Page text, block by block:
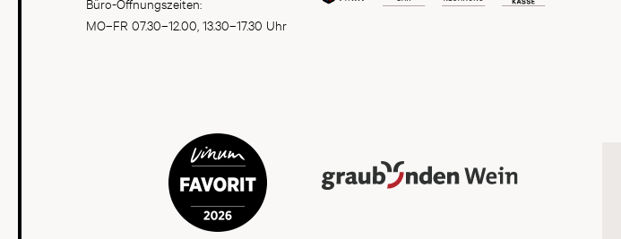
MO–FR 07.30–12.00, 13.30–17.30 Uhr